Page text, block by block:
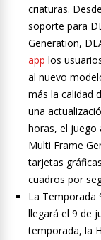
criaturas.
soporte para
Generation,
app los
al nuevo
más la calidad
una
horas, el juego
Multi Frame
tarjetas
cuadros por
La Temporada
llegará el 9 de
temporada, la